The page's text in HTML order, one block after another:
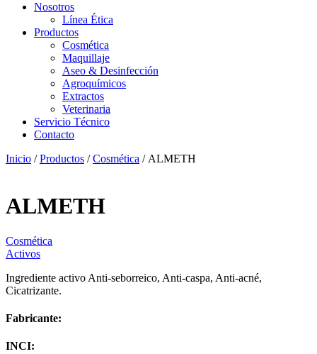
Nosotros
Línea Ética
Productos
Cosmética
Maquillaje
Aseo & Desinfección
Agroquímicos
Extractos
Veterinaria
Servicio Técnico
Contacto
Inicio /Productos /Cosmética / ALMETH
ALMETH
Cosmética
Activos
Ingrediente activo Anti-seborreico, Anti-caspa, Anti-acné,
Cicatrizante.
Fabricante:
INCI: